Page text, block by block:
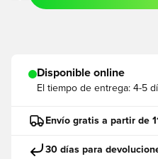
Disponible online
El tiempo de entrega: 4-5
Envío gratis a partir de
30 días para